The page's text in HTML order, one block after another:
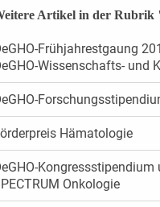
Artikel in der Rubrik
Frühjahrestgaung
Wissenschafts- und
Hämatologie
Onkologie